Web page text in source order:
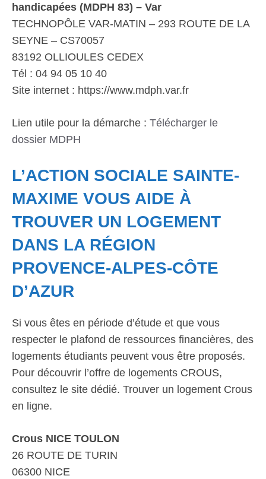
handicapées (MDPH 83) – Var
TECHNOPÔLE VAR-MATIN – 293 ROUTE DE LA
SEYNE – CS70057
83192 OLLIOULES CEDEX
Tél : 04 94 05 10 40
Site internet : https://www.mdph.var.fr
Lien utile pour la démarche : Télécharger le
dossier MDPH
L’ACTION SOCIALE SAINTE-
MAXIME VOUS AIDE À
TROUVER UN LOGEMENT
DANS LA RÉGION
PROVENCE-ALPES-CÔTE
D’AZUR
Si vous êtes en période d’étude et que vous
respecter le plafond de ressources financières, des
logements étudiants peuvent vous être proposés.
Pour découvrir l’offre de logements CROUS,
consultez le site dédié. Trouver un logement Crous
en ligne.
Crous NICE TOULON
26 ROUTE DE TURIN
06300 NICE